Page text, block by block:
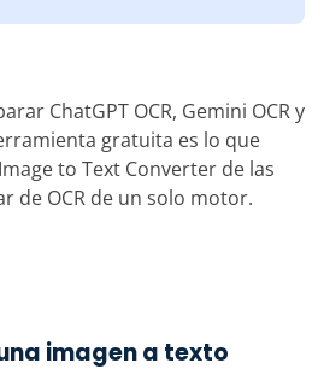
ChatGPT OCR, Gemini OCR y
gratuita es lo que
to Text Converter de las
de OCR de un solo motor.
imagen a texto